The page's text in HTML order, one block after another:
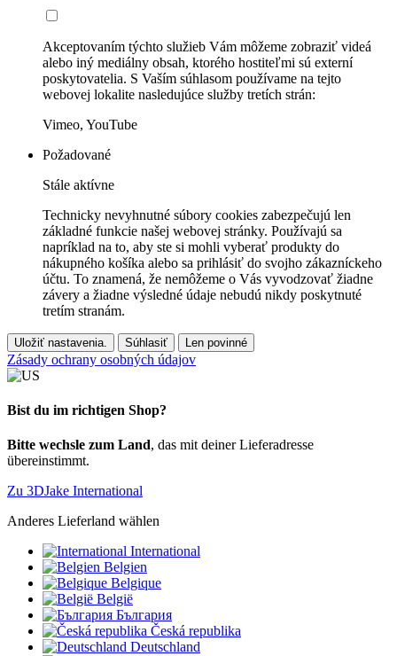
Akceptovaním týchto služieb Vám môžeme zobraziť videá
alebo iný mediálny obsah, ktorého hostiteľmi sú externí
poskytovatelia. S Vaším súhlasom používame na tejto
webovej lokalite nasledujúce služby tretích strán:
Vimeo, YouTube
Požadované
Stále aktívne
Technicky nevyhnutné súbory cookies zabezpečujú len
základné funkcie našej webovej stránky. Používajú sa
napríklad na to, aby ste si mohli vyberať produkty do
nákupného košíka alebo sa prihlásiť do svojho zákazníckeho
účtu. To znamená, že nemôžeme o Vás vyvodzovať žiadne
závery a žiadne výsledné údaje nebudú nikdy poskytnuté
tretím stranám.
Uložiť nastavenia. Súhlasiť Len povinné
Zásady ochrany osobných údajov
Bist du im richtigen Shop?
Bitte wechsle zum Land, das mit deiner Lieferadresse
übereinstimmt.
Zu 3DJake International
Anderes Lieferland wählen
International
Belgien
Belgique
België
България
Česká republika
Deutschland